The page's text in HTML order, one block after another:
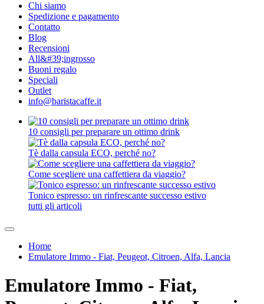
Chi siamo
Spedizione e pagamento
Contatto
Blog
Recensioni
All&#39;ingrosso
Buoni regalo
Speciali
Outlet
info@baristacaffe.it
10 consigli per preparare un ottimo drink
Tè dalla capsula ECO, perché no?
Come scegliere una caffettiera da viaggio?
Tonico espresso: un rinfrescante successo estivo
tutti gli articoli
Home
Emulatore Immo - Fiat, Peugeot, Citroen, Alfa, Lancia
Emulatore Immo - Fiat,